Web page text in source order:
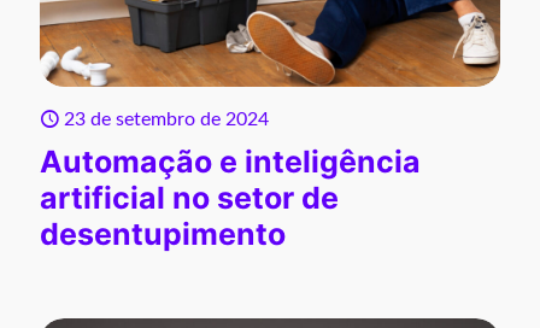
23 de setembro de 2024
Automação e inteligência
artificial no setor de
desentupimento